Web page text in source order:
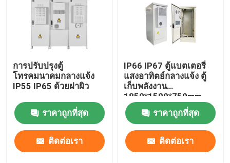
โมดูลวงจรเรียงกระแส
เครื่องปรับความแรงแบบ 48V DC
Flatpack2 ระบบไฟฟ้ารวม
แบตเตอรี่ลิเธียมเทเลคอม
CE+T พลังงาน
การปรับปรุงตู้
โทรคมนาคมกลางแจ้ง
IP55 IP65 ด้วยฝาผิว
ราคาถูกที่สุด
ติดต่อเรา
IP66 IP67 ตู้แบตเตอรี่
แสงอาทิตย์กลางแจ้ง ตู้
เก็บพลังงาน
1850*1500*750mm
ราคาถูกที่สุด
ติดต่อเรา